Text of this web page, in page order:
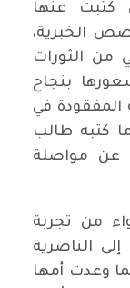
كتبت عنها
الخبرية،
من الثورات
بنجاح
في
كتبه طالب
عن مواصلة
من تجربة
الناصرية
وعدت أمها